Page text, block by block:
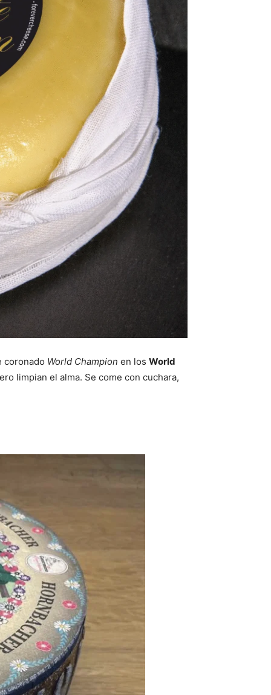
coronado World Champion en los World
limpian el alma. Se come con cuchara,